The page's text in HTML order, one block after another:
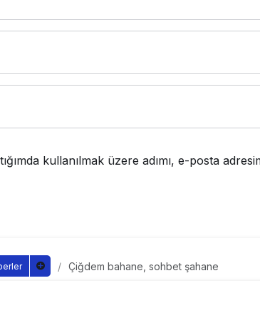
kullanılmak üzere adımı, e-posta
Çiğdem bahane, sohbet şahane
sohbet şahane